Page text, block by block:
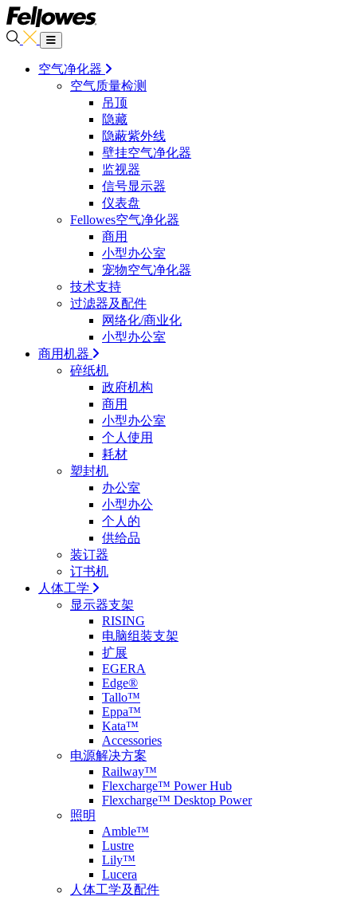
空气净化器
空气质量检测
吊顶
隐藏
隐蔽紫外线
壁挂空气净化器
监视器
信号显示器
仪表盘
Fellowes空气净化器
商用
小型办公室
宠物空气净化器
技术支持
过滤器及配件
网络化/商业化
小型办公室
商用机器
碎纸机
政府机构
商用
小型办公室
个人使用
耗材
塑封机
办公室
小型办公
个人的
供给品
装订器
订书机
人体工学
显示器支架
RISING
电脑组装支架
扩展
EGERA
Edge®
Tallo™
Eppa™
Kata™
Accessories
电源解决方案
Railway™
Flexcharge™ Power Hub
Flexcharge™ Desktop Power
照明
Amble™
Lustre
Lily™
Lucera
人体工学及配件